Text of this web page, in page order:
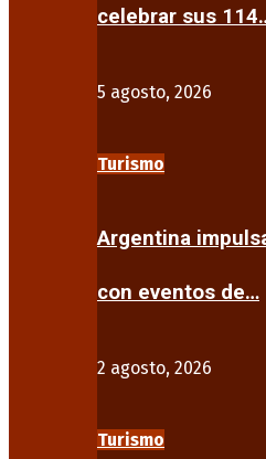
celebrar sus
5 agosto, 2026
Turismo
Argentina
con eventos de…
2 agosto, 2026
Turismo